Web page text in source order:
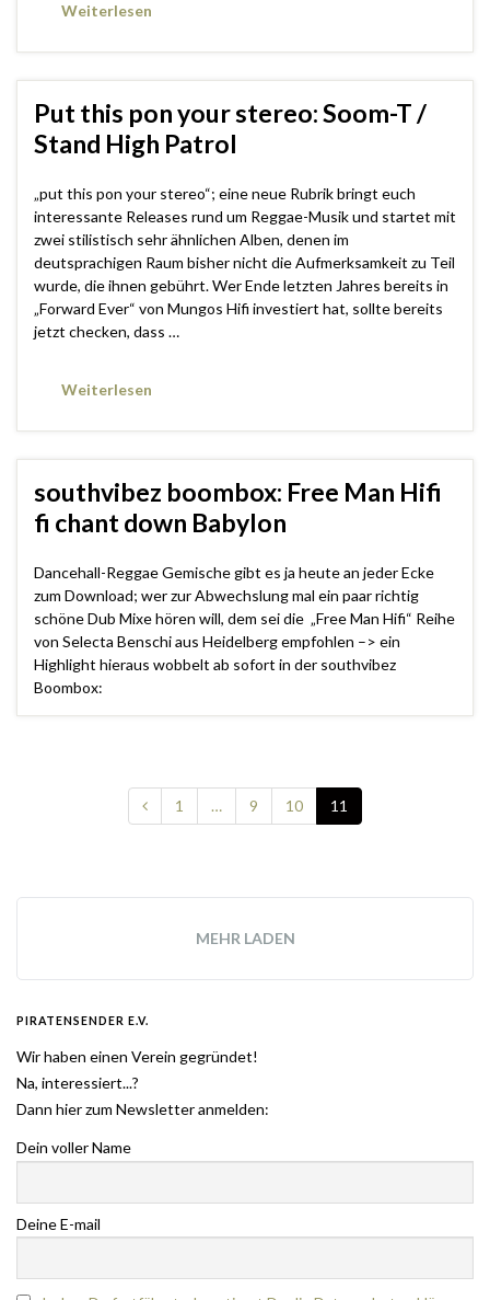
Weiterlesen
Put this pon your stereo: Soom-T /
Stand High Patrol
„put this pon your stereo“; eine neue Rubrik bringt euch
interessante Releases rund um Reggae-Musik und startet mit
zwei stilistisch sehr ähnlichen Alben, denen im
deutsprachigen Raum bisher nicht die Aufmerksamkeit zu Teil
wurde, die ihnen gebührt. Wer Ende letzten Jahres bereits in
„Forward Ever“ von Mungos Hifi investiert hat, sollte bereits
jetzt checken, dass …
Weiterlesen
southvibez boombox: Free Man Hifi
fi chant down Babylon
Dancehall-Reggae Gemische gibt es ja heute an jeder Ecke
zum Download; wer zur Abwechslung mal ein paar richtig
schöne Dub Mixe hören will, dem sei die „Free Man Hifi“ Reihe
von Selecta Benschi aus Heidelberg empfohlen –> ein
Highlight hieraus wobbelt ab sofort in der southvibez
Boombox:
1 … 9 10 11
MEHR LADEN
PIRATENSENDER E.V.
Wir haben einen Verein gegründet!
Na, interessiert...?
Dann hier zum Newsletter anmelden:
Dein voller Name
Deine E-mail